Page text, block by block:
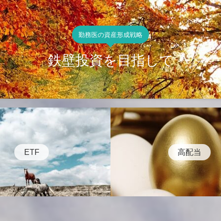
勤務医の資産形成戦略
鉄壁投資を目指して
ETF 高配当